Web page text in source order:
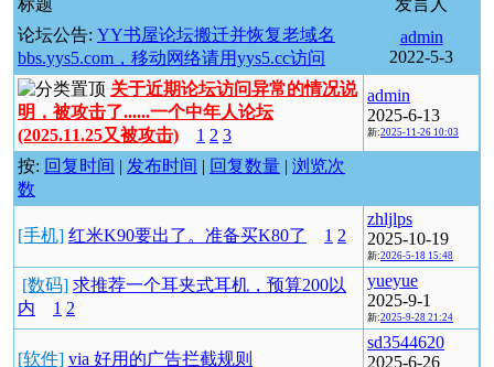
论坛公告: YY书屋论坛搬迁并恢复老域名
bbs.yys5.com，移动网络请用yys5.cc访问
admin
2022-5-3
关于近期论坛访问异常的情况说
明，被攻击了......一个中年人论坛
(2025.11.25又被攻击)
1 2 3
admin
2025-6-13
新:2025-11-26 10:03
按: 回复时间 | 发布时间 | 回复数量 | 浏览次
数
[手机] 红米K90要出了。准备买K80了 1 2
zhljlps
2025-10-19
新:2026-5-18 15:48
[数码] 求推荐一个耳夹式耳机，预算200以
内
1 2
yueyue
2025-9-1
新:2025-9-28 21:24
[软件] via 好用的广告拦截规则
sd3544620
2025-6-26